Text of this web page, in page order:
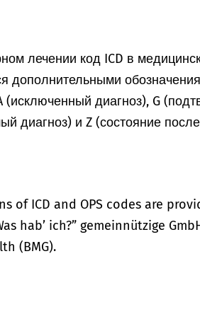
лечении код ICD в
дополнительными
(исключенный диагноз), G
диагноз) и Z (состояние
of ICD and OPS codes are
hab’ ich?” gemeinnützige
(BMG).